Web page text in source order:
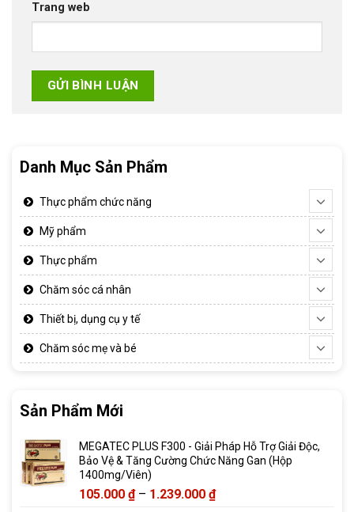
Trang web
Danh Mục Sản Phẩm
Thực phẩm chức năng
Mỹ phẩm
Thực phẩm
Chăm sóc cá nhân
Thiết bị, dụng cụ y tế
Chăm sóc mẹ và bé
Sản Phẩm Mới
MEGATEC PLUS F300 - Giải Pháp Hỗ Trợ Giải Độc,
Bảo Vệ & Tăng Cường Chức Năng Gan (Hộp
1400mg/Viên)
105.000 ₫ – 1.239.000 ₫Khoảng